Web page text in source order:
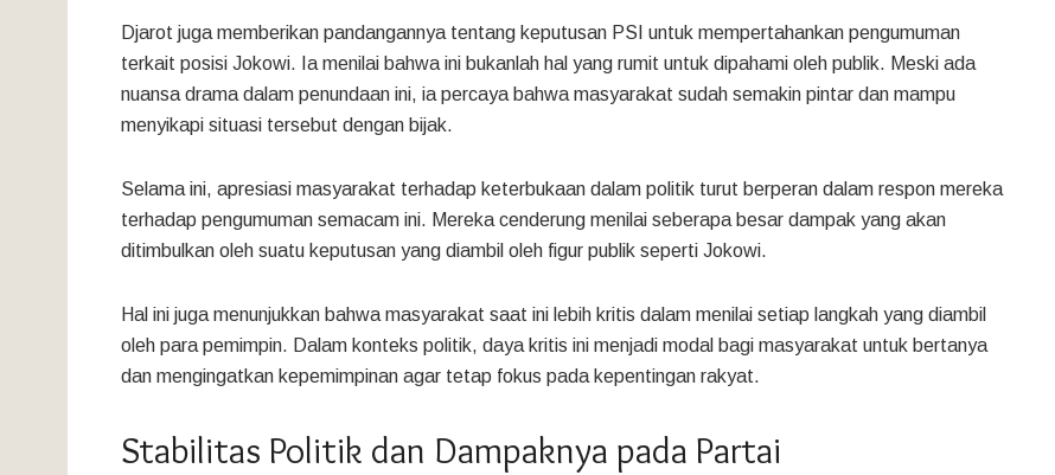
Djarot juga memberikan pandangannya tentang keputusan PSI untuk mempertahankan pengumuman
terkait posisi Jokowi. Ia menilai bahwa ini bukanlah hal yang rumit untuk dipahami oleh publik. Meski ada
nuansa drama dalam penundaan ini, ia percaya bahwa masyarakat sudah semakin pintar dan mampu
menyikapi situasi tersebut dengan bijak.
Selama ini, apresiasi masyarakat terhadap keterbukaan dalam politik turut berperan dalam respon mereka
terhadap pengumuman semacam ini. Mereka cenderung menilai seberapa besar dampak yang akan
ditimbulkan oleh suatu keputusan yang diambil oleh figur publik seperti Jokowi.
Hal ini juga menunjukkan bahwa masyarakat saat ini lebih kritis dalam menilai setiap langkah yang diambil
oleh para pemimpin. Dalam konteks politik, daya kritis ini menjadi modal bagi masyarakat untuk bertanya
dan mengingatkan kepemimpinan agar tetap fokus pada kepentingan rakyat.
Stabilitas Politik dan Dampaknya pada Partai